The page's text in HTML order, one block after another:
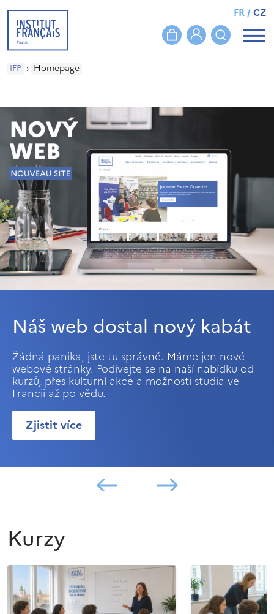
FR/CZ
IFP › Homepage
Náš web dostal nový kabát
Žádná panika, jste tu správně. Máme jen nové
webové stránky. Podívejte se na naší nabídku od
kurzů, přes kulturní akce a možnosti studia ve
Francii až po vědu.
Zjistit více
Kurzy